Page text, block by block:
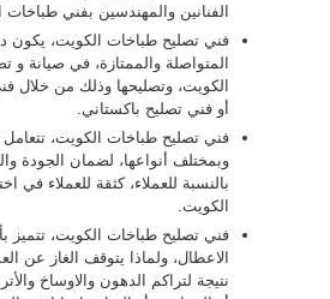
الفنانين والمهندسين بفني طباخات
فني تصليح طباخات الكويت، يكون
المتواصلة والممتازة، في صيانة و
الكويت، وتصليحها وذلك من خلال
أو فني تصليح باكستاني.
فني تصليح طباخات الكويت، تتعامل
وبمختلف أنواعها، لضمان الجودة
بالنسبة للعملاء، كثقة للعملاء في
الكويت.
فني تصليح طباخات الكويت، تتميز
الاعطال، ولماذا يتوقف الغاز عن
نتيجة لتراكم الدهون والاوساخ